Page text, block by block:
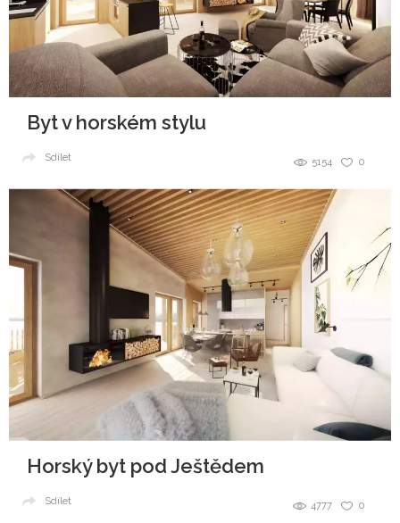
Byt v horském stylu
0
5154
Sdílet
Horský byt pod Ještědem
0
4777
Sdílet